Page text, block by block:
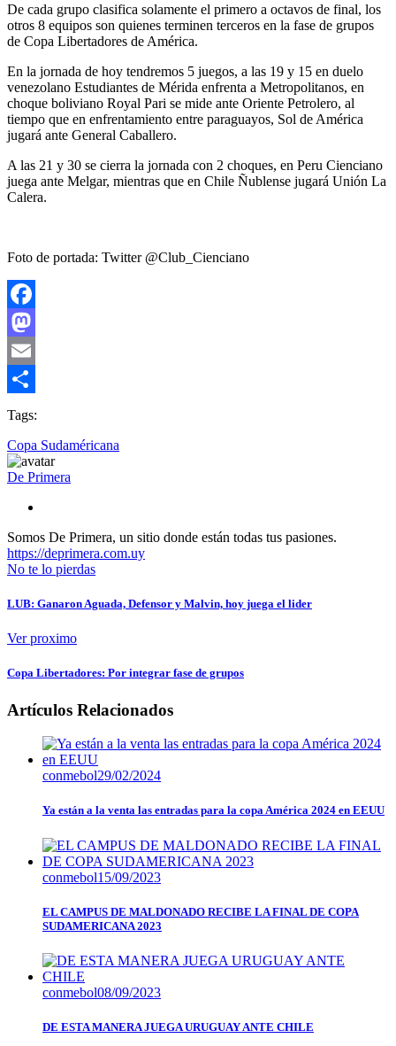
De cada grupo clasifica solamente el primero a octavos de final, los
otros 8 equipos son quienes terminen terceros en la fase de grupos
de Copa Libertadores de América.
En la jornada de hoy tendremos 5 juegos, a las 19 y 15 en duelo
venezolano Estudiantes de Mérida enfrenta a Metropolitanos, en
choque boliviano Royal Pari se mide ante Oriente Petrolero, al
tiempo que en enfrentamiento entre paraguayos, Sol de América
jugará ante General Caballero.
A las 21 y 30 se cierra la jornada con 2 choques, en Peru Cienciano
juega ante Melgar, mientras que en Chile Ñublense jugará Unión La
Calera.
Foto de portada: Twitter @Club_Cienciano
Facebook
Mastodon
Email
Compartir
Tags:
Copa Sudaméricana
De Primera
Somos De Primera, un sitio donde están todas tus pasiones.
https://deprimera.com.uy
No te lo pierdas
LUB: Ganaron Aguada, Defensor y Malvin, hoy juega el lider
Ver proximo
Copa Libertadores: Por integrar fase de grupos
Artículos Relacionados
conmebol29/02/2024
Ya están a la venta las entradas para la copa América 2024 en EEUU
conmebol15/09/2023
EL CAMPUS DE MALDONADO RECIBE LA FINAL DE COPA
SUDAMERICANA 2023
conmebol08/09/2023
DE ESTA MANERA JUEGA URUGUAY ANTE CHILE